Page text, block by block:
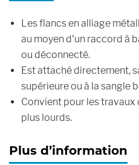
Les flancs en alliage
au moyen d'un raccord à
ou déconnecté.
Est attaché directement,
supérieure ou à la sangle
Convient pour les
plus lourds.
Plus d’information